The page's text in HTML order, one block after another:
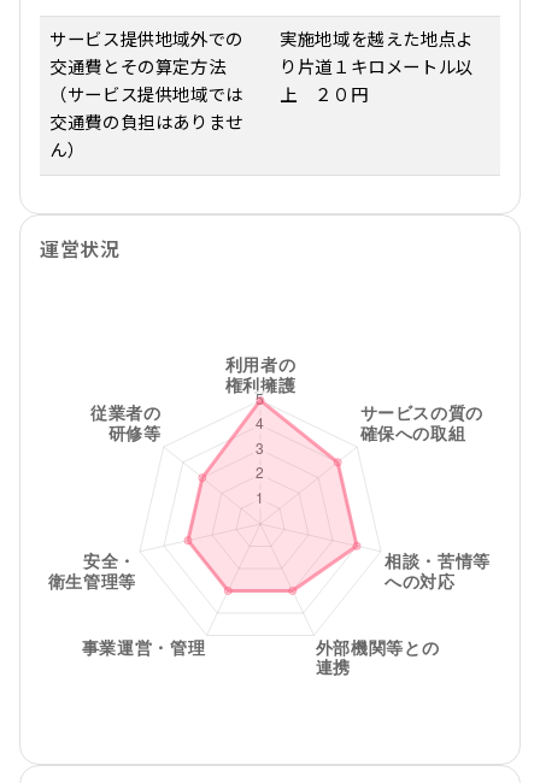
サービス提供地域外での
交通費とその算定方法
（サービス提供地域では
交通費の負担はありませ
ん）
実施地域を越えた地点よ
り片道１キロメートル以
上 ２０円
運営状況